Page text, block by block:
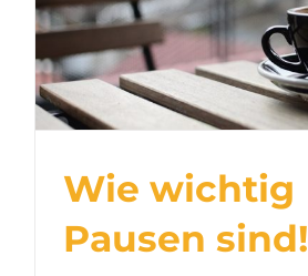
Wie wichtig
Pausen sind!